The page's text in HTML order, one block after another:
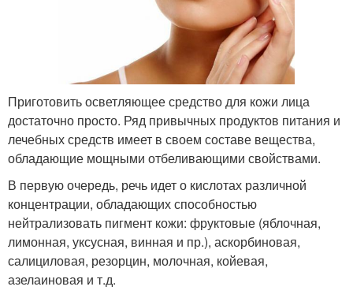
Приготовить осветляющее средство для кожи лица
достаточно просто. Ряд привычных продуктов питания и
лечебных средств имеет в своем составе вещества,
обладающие мощными отбеливающими свойствами.
В первую очередь, речь идет о кислотах различной
концентрации, обладающих способностью
нейтрализовать пигмент кожи: фруктовые (яблочная,
лимонная, уксусная, винная и пр.), аскорбиновая,
салициловая, резорцин, молочная, койевая,
азелаиновая и т.д.